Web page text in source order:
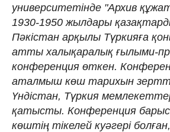
университетінде "Архив
1930-1950 жылдары
Пәкістан арқылы Түркияға
атты халықаралық ғылыми-
конференция өткен.
аталмыш көш тарихын
Үндістан, Түркия
қатысты. Конференция
көштің тікелей куәгері